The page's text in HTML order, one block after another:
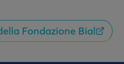
Fondazione Bial